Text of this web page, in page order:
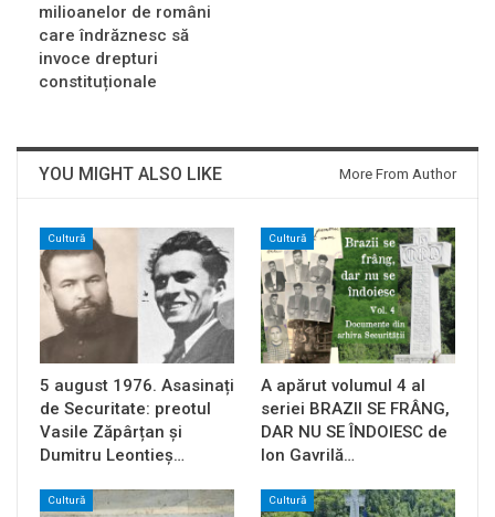
milioanelor de români
care îndrăznesc să
invoce drepturi
constituționale
YOU MIGHT ALSO LIKE More From Author
Cultură
5 august 1976. Asasinați
de Securitate: preotul
Vasile Zăpârțan și
Dumitru Leontieș…
Cultură
A apărut volumul 4 al
seriei BRAZII SE FRÂNG,
DAR NU SE ÎNDOIESC de
Ion Gavrilă…
Cultură Cultură